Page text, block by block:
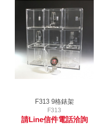
F313 9格錶架
F313
請Line信件電話洽詢